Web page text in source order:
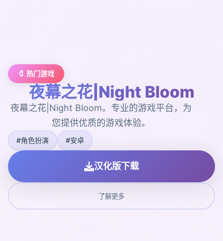
🧷 热门游戏
夜幕之花|Night Bloom
夜幕之花|Night Bloom。专业的游戏平台，为
您提供优质的游戏体验。
#角色扮演 #安卓
汉化版下载
了解更多